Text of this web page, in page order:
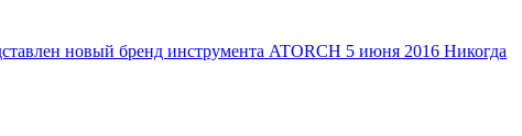
новый бренд инструмента ATORCH 5 июня 2016 Никогда